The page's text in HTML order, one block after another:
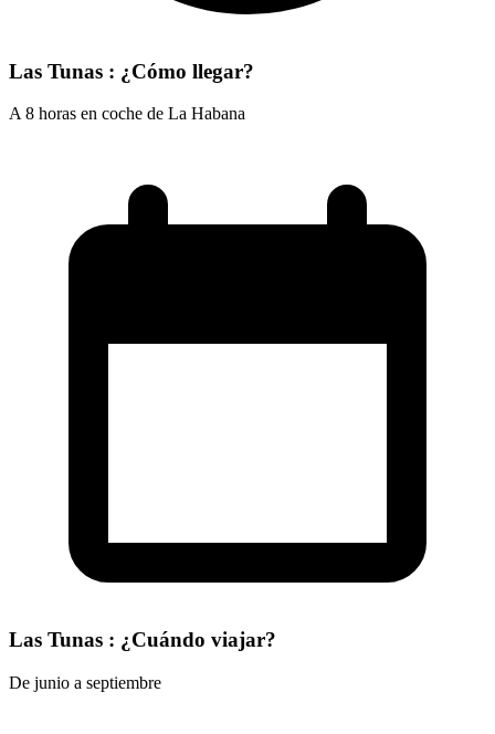
Las Tunas : ¿Cómo llegar?
A 8 horas en coche de La Habana
Las Tunas : ¿Cuándo viajar?
De junio a septiembre